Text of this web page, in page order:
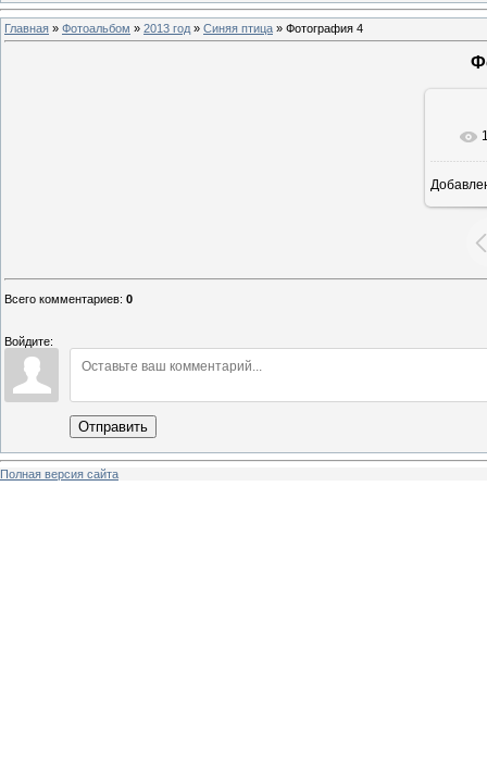
Главная » Фотоальбом » 2013 год » Синяя птица » Фотография 4
Всего комментариев: 0
Войдите:
Отправить
Полная версия сайта